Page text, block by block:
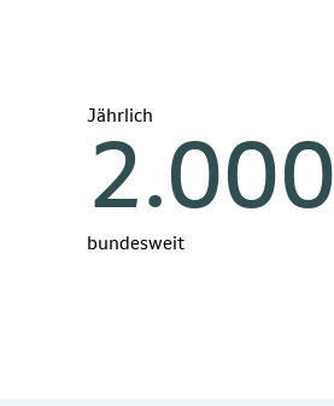
Jährlich
2.000
bundesweit